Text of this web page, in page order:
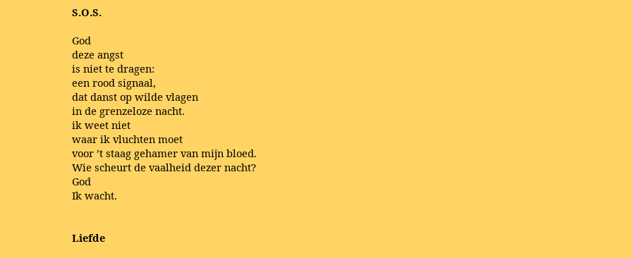
S.O.S.
God
deze angst
is niet te dragen:
een rood signaal,
dat danst op wilde vlagen
in de grenzeloze nacht.
ik weet niet
waar ik vluchten moet
voor ’t staag gehamer van mijn bloed.
Wie scheurt de vaalheid dezer nacht?
God
Ik wacht.
Liefde